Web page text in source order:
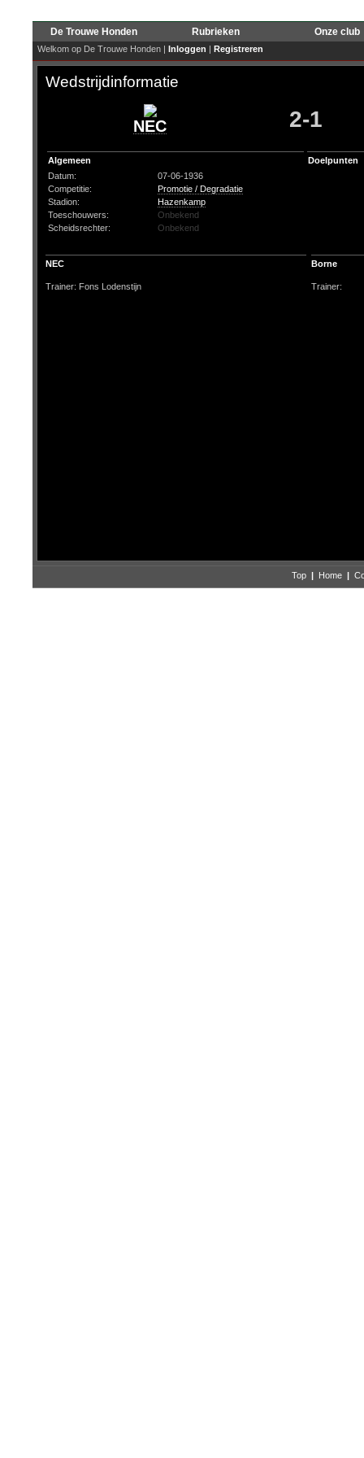
De Trouwe Honden Rubrieken Onze club
Welkom op De Trouwe Honden | Inloggen | Registreren
Wedstrijdinformatie
NEC 2-1
Algemeen
Datum:
07-06-1936
Competitie:
Promotie / Degradatie
Stadion:
Hazenkamp
Toeschouwers:
Onbekend
Scheidsrechter:
Onbekend
Doelpunten
NEC Borne
Trainer: Fons Lodenstijn Trainer:
Top | Home |